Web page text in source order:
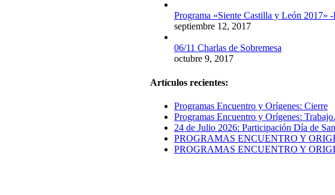
Programa «Siente Castilla y León 2017»
septiembre 12, 2017
06/11 Charlas de Sobremesa
octubre 9, 2017
Artículos recientes:
Programas Encuentro y Orígenes: Cierre
Programas Encuentro y Orígenes:
24 de Julio 2026: Participación Día de
PROGRAMAS ENCUENTRO Y
PROGRAMAS ENCUENTRO Y